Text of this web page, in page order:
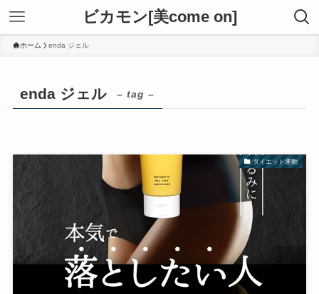
ビカモン[美come on]
ホーム enda ジェル
enda ジェル – tag –
ダイエット運動